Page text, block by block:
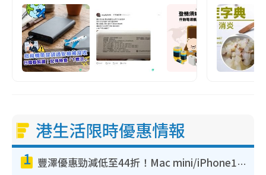
港生活限時優惠情報
1 豐澤優惠勁減低至44折！Mac mini/iPhone17Pro大減價！廚房家電$220起